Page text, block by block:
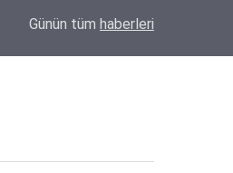
Yatırımlara Anlamlı
Günün tüm haberleri